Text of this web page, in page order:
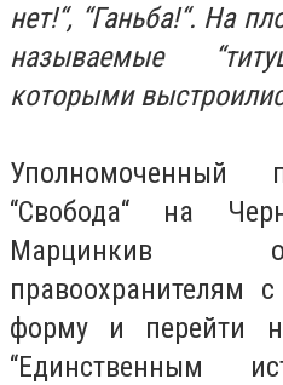
нет!“, “Ганьба!“. На
называемые
которыми
Уполномоченный
“Свобода“ на
Марцинкив
правоохранителям
форму и перейти
“Единственным